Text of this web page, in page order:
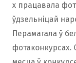
х працавала
ўдзельніцай
Перамагала ў
фотаконкурсах.